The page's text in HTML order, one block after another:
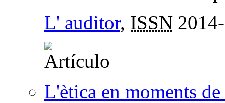
L' auditor, ISSN
L'ètica en moments